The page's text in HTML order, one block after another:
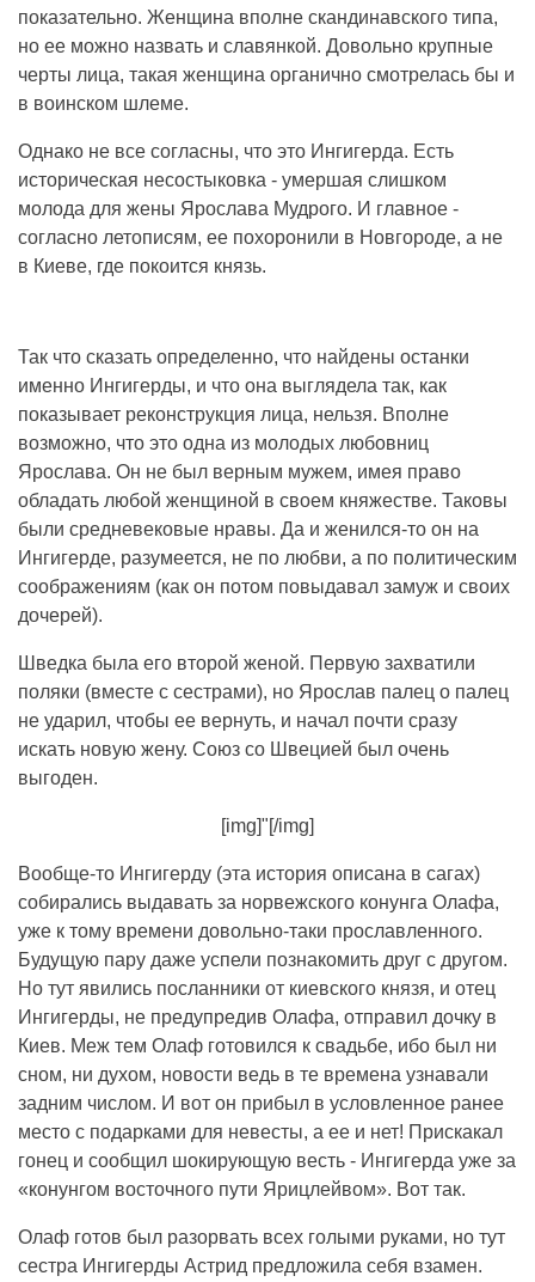
показательно. Женщина вполне скандинавского типа,
но ее можно назвать и славянкой. Довольно крупные
черты лица, такая женщина органично смотрелась бы и
в воинском шлеме.
Однако не все согласны, что это Ингигерда. Есть
историческая несостыковка - умершая слишком
молода для жены Ярослава Мудрого. И главное -
согласно летописям, ее похоронили в Новгороде, а не
в Киеве, где покоится князь.
Так что сказать определенно, что найдены останки
именно Ингигерды, и что она выглядела так, как
показывает реконструкция лица, нельзя. Вполне
возможно, что это одна из молодых любовниц
Ярослава. Он не был верным мужем, имея право
обладать любой женщиной в своем княжестве. Таковы
были средневековые нравы. Да и женился-то он на
Ингигерде, разумеется, не по любви, а по политическим
соображениям (как он потом повыдавал замуж и своих
дочерей).
Шведка была его второй женой. Первую захватили
поляки (вместе с сестрами), но Ярослав палец о палец
не ударил, чтобы ее вернуть, и начал почти сразу
искать новую жену. Союз со Швецией был очень
выгоден.
[img]"[/img]
Вообще-то Ингигерду (эта история описана в сагах)
собирались выдавать за норвежского конунга Олафа,
уже к тому времени довольно-таки прославленного.
Будущую пару даже успели познакомить друг с другом.
Но тут явились посланники от киевского князя, и отец
Ингигерды, не предупредив Олафа, отправил дочку в
Киев. Меж тем Олаф готовился к свадьбе, ибо был ни
сном, ни духом, новости ведь в те времена узнавали
задним числом. И вот он прибыл в условленное ранее
место с подарками для невесты, а ее и нет! Прискакал
гонец и сообщил шокирующую весть - Ингигерда уже за
«конунгом восточного пути Ярицлейвом». Вот так.
Олаф готов был разорвать всех голыми руками, но тут
сестра Ингигерды Астрид предложила себя взамен.